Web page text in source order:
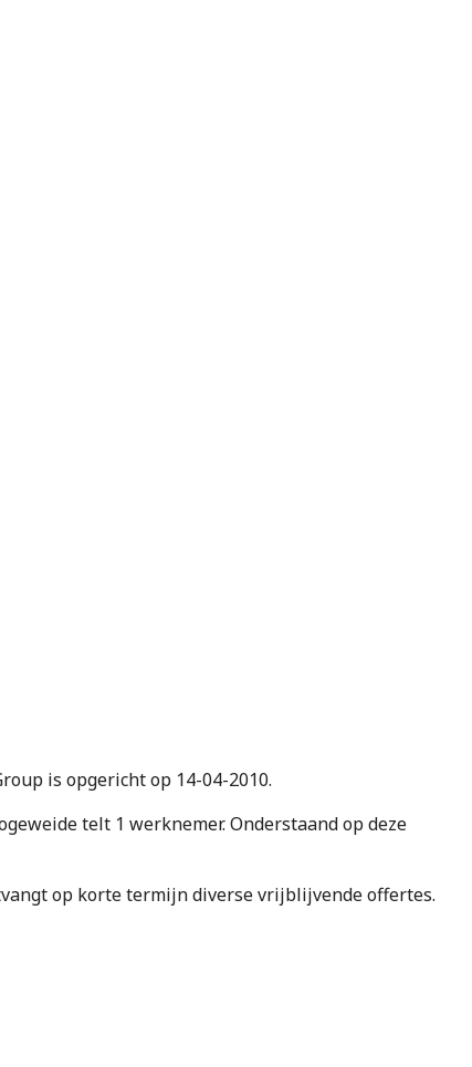
is opgericht op 14-04-2010.
telt 1 werknemer. Onderstaand op deze
op korte termijn diverse vrijblijvende offertes.